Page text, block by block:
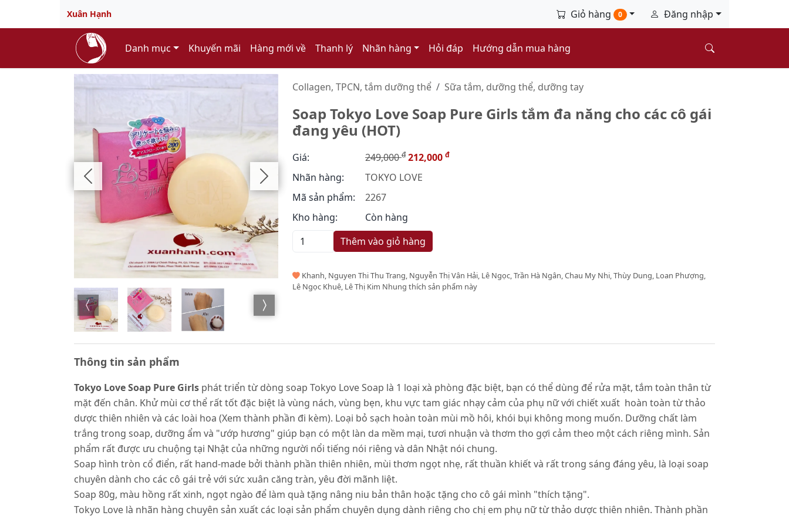
Xuân Hạnh Giỏ hàng 0 Đăng nhập
Danh mục Khuyến mãi Hàng mới về Thanh lý Nhãn hàng Hỏi đáp Hướng dẫn mua hàng
Collagen, TPCN, tắm dưỡng thể Sữa tắm, dưỡng thể, dưỡng tay
Soap Tokyo Love Soap Pure Girls tắm đa năng cho các cô gái
đang yêu (HOT)
Giá: 249,000đ 212,000 đ
Nhãn hàng:
TOKYO LOVE
Mã sản phẩm:
2267
Kho hàng:
Còn hàng
Thêm vào giỏ hàng
Khanh, Nguyen Thi Thu Trang, Nguyễn Thị Vân Hải, Lê Ngọc, Trần Hà Ngân, Chau My Nhi, Thùy Dung, Loan Phượng,
Lê Ngọc Khuê, Lê Thị Kim Nhung thích sản phẩm này
Thông tin sản phẩm
Tokyo Love Soap Pure Girls phát triển từ dòng soap Tokyo Love Soap là 1 loại xà phòng đặc biệt, bạn có thể dùng để rửa mặt, tắm toàn thân từ
mặt đến chân. Khử mùi cơ thể rất tốt đặc biệt là vùng nách, vùng bẹn, khu vực tam giác nhạy cảm của phụ nữ với chiết xuất hoàn toàn từ thảo
dược thiên nhiên và các loài hoa (Xem thành phần đi kèm). Loại bỏ sạch hoàn toàn mùi mồ hôi, khói bụi không mong muốn. Dưỡng chất làm
trắng trong soap, dưỡng ẩm và "ướp hương" giúp bạn có một làn da mềm mại, tươi nhuận và thơm tho gợi cảm theo một cách riêng mình. Sản
phẩm rất được ưu chuộng tại Nhật của những người nổi tiếng nói riêng và dân Nhật nói chung.
Soap hình tròn cổ điển, rất hand-made bởi thành phần thiên nhiên, mùi thơm ngọt nhẹ, rất thuần khiết và rất trong sáng đáng yêu, là loại soap
chuyên dành cho các cô gái trẻ với sức xuân căng tràn, yêu đời mãnh liệt.
Soap 80g, màu hồng rất xinh, ngọt ngào để làm quà tặng nâng niu bản thân hoặc tặng cho cô gái mình "thích tặng".
Tokyo Love là nhãn hàng chuyên sản xuất các loại sản phẩm chuyên dụng dành riêng cho chị em phụ nữ từ thảo dược thiên nhiên. Thành phần